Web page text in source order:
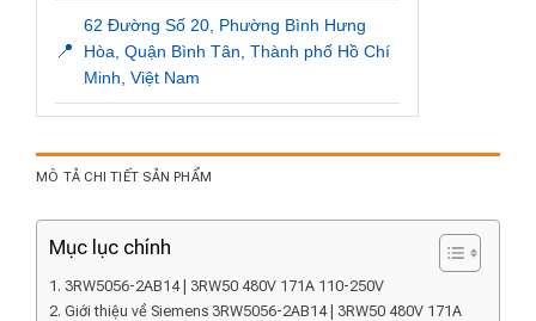
📍
62 Đường Số 20, Phường Bình Hưng
Hòa, Quận Bình Tân, Thành phố Hồ Chí
Minh, Việt Nam
MÔ TẢ CHI TIẾT SẢN PHẨM
Mục lục chính
3RW5056-2AB14 | 3RW50 480V 171A 110-250V
Giới thiệu về Siemens 3RW5056-2AB14 | 3RW50 480V 171A